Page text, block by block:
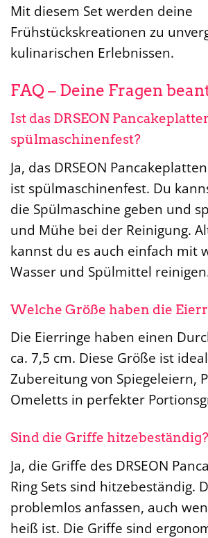
Mit diesem Set werden deine
Frühstückskreationen zu
kulinarischen Erlebnissen.
FAQ – Deine Fragen
Ist das DRSEON
spülmaschinenfest?
Ja, das DRSEON
ist spülmaschinenfest. Du
die Spülmaschine geben und
und Mühe bei der Reinigung.
kannst du es auch einfach mit
Wasser und Spülmittel
Welche Größe haben die
Die Eierringe haben einen
ca. 7,5 cm. Diese Größe ist
Zubereitung von Spiegeleiern,
Omeletts in perfekter
Sind die Griffe hitzebeständig?
Ja, die Griffe des DRSEON
Ring Sets sind hitzebeständig.
problemlos anfassen, auch
heiß ist. Die Griffe sind